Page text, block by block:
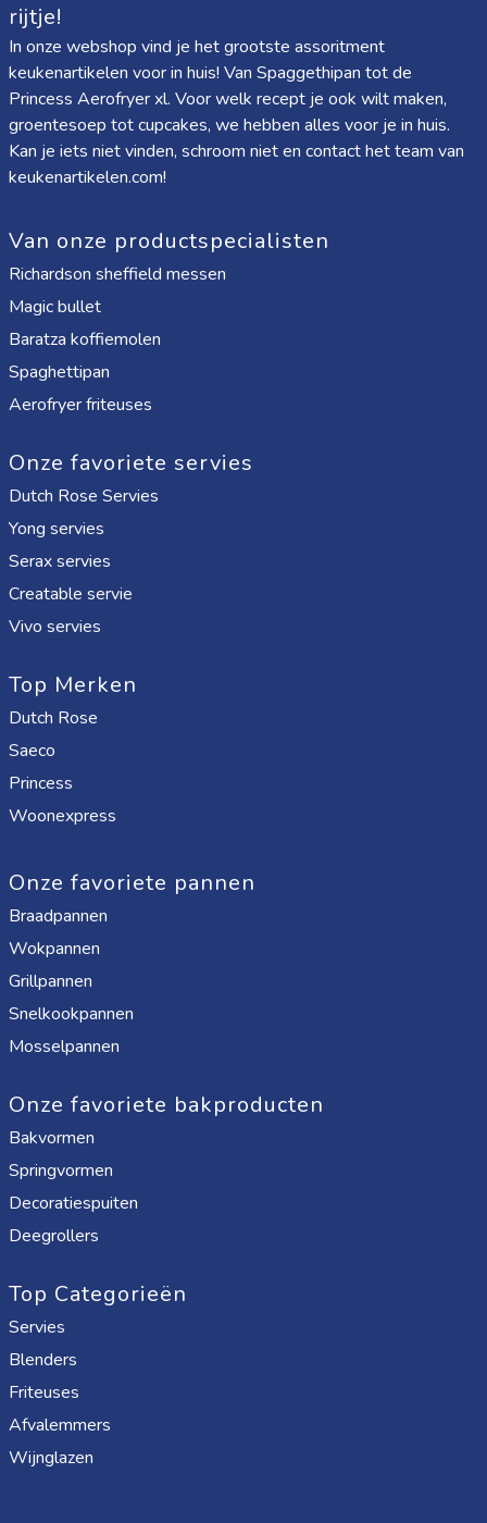
rijtje!
In onze webshop vind je het grootste assoritment
keukenartikelen voor in huis! Van Spaggethipan tot de
Princess Aerofryer xl. Voor welk recept je ook wilt maken,
groentesoep tot cupcakes, we hebben alles voor je in huis.
Kan je iets niet vinden, schroom niet en contact het team van
keukenartikelen.com!
Van onze productspecialisten
Richardson sheffield messen
Magic bullet
Baratza koffiemolen
Spaghettipan
Aerofryer friteuses
Onze favoriete servies
Dutch Rose Servies
Yong servies
Serax servies
Creatable servie
Vivo servies
Top Merken
Dutch Rose
Saeco
Princess
Woonexpress
Onze favoriete pannen
Braadpannen
Wokpannen
Grillpannen
Snelkookpannen
Mosselpannen
Onze favoriete bakproducten
Bakvormen
Springvormen
Decoratiespuiten
Deegrollers
Top Categorieën
Servies
Blenders
Friteuses
Afvalemmers
Wijnglazen